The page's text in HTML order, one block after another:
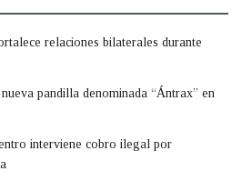
relaciones bilaterales durante
pandilla denominada “Ántrax” en
interviene cobro ilegal por